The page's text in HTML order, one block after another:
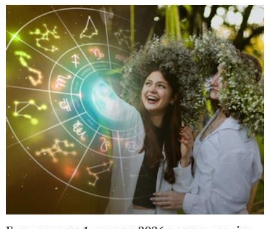
Гороскоп на 2 серпня 2026 року для всіх
знаків зодіаку